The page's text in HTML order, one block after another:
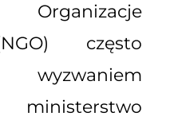
często
ministerstwo